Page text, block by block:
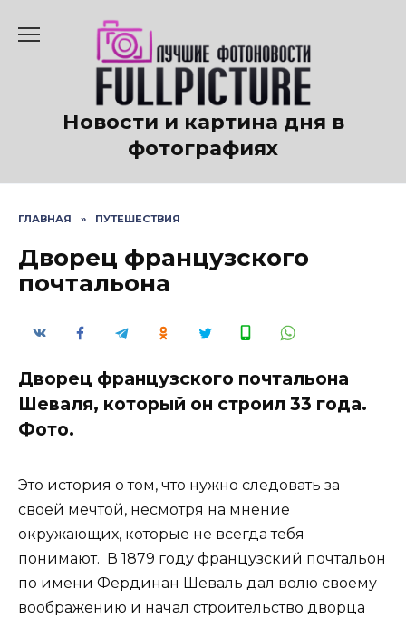
содержанию
Новости и картина дня в
фотографиях
ГЛАВНАЯ » ПУТЕШЕСТВИЯ
Дворец французского
почтальона
Дворец французского почтальона
Шеваля, который он строил 33 года.
Фото.
Это история о том, что нужно следовать за
своей мечтой, несмотря на мнение
окружающих, которые не всегда тебя
понимают. В 1879 году французский почтальон
по имени Фердинан Шеваль дал волю своему
воображению и начал строительство дворца